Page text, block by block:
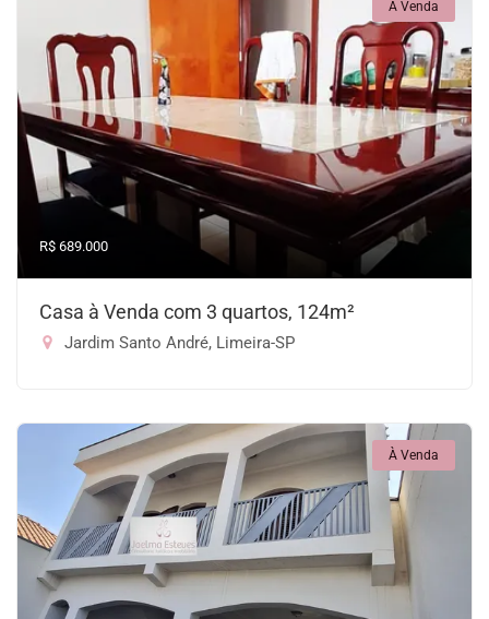
À Venda
R$ 689.000
Casa à Venda com 3 quartos, 124m²
Jardim Santo André, Limeira-SP
À Venda